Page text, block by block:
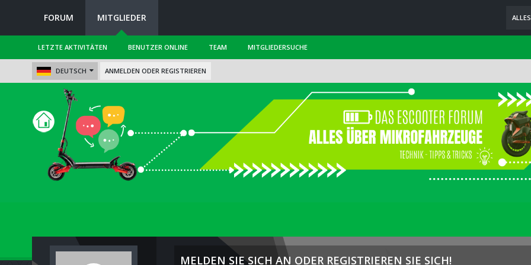
FORUM MITGLIEDER
LETZTE AKTIVITÄTEN BENUTZER ONLINE TEAM MITGLIEDERSUCHE
ALLES
DEUTSCH ANMELDEN ODER REGISTRIEREN
MELDEN SIE SICH AN ODER REGISTRIEREN SIE SICH!